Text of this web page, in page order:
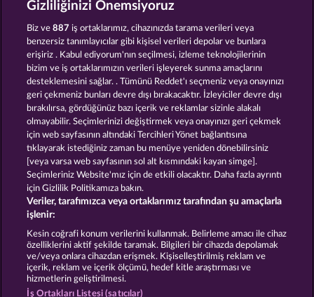
Mystic Force Valkyries - The Nibelung Legends
Hüküm ve Koşullar
Gizlilik ve Çerez Bildirimi Künye Şirket
SSS
İptal talebini gönder
Gizliliğinizi Önemsiyoruz
Biz ve887 iş ortaklarımız, cihazınızda tarama verileri veya
benzersiz tanımlayıcılar gibi kişisel verileri depolar ve bunlara
erişiriz . Kabul ediyorum'nın seçilmesi, izleme teknolojilerinin
bizim ve iş ortaklarımızın verileri işleyerek sunma amaçlarını
desteklemesini sağlar. . Tümünü Reddet'ı seçmeniz veya onayınızı
geri çekmeniz bunları devre dışı bırakacaktır. İzleyiciler devre dışı
bırakılırsa, gördüğünüz bazı içerik ve reklamlar sizinle alakalı
olmayabilir. Seçimlerinizi değiştirmek veya onayınızı geri çekmek
için web sayfasının altındaki Tercihleri Yönet bağlantısına
tıklayarak istediğiniz zaman bu menüye yeniden dönebilirsiniz
[veya varsa web sayfasının sol alt kısmındaki kayan simge].
Seçimleriniz Website'mız için de etkili olacaktır. Daha fazla ayrıntı
için Gizlilik Politikamıza bakın.
Veriler, tarafımızca veya ortaklarımız tarafından şu amaçlarla
işlenir:
Kesin coğrafi konum verilerini kullanmak. Belirleme amacı ile cihaz
özelliklerini aktif şekilde taramak. Bilgileri bir cihazda depolamak
ve/veya onlara cihazdan erişmek. Kişiselleştirilmiş reklam ve
içerik, reklam ve içerik ölçümü, hedef kitle araştırması ve
hizmetlerin geliştirilmesi.
İş Ortakları Listesi (satıcılar)